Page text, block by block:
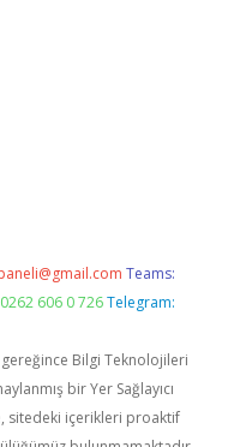
Teams:
606 0 726 Telegram:
gereğince Bilgi Teknolojileri
bir Yer Sağlayıcı
sitedeki içerikleri proaktif